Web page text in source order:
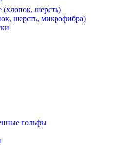
(хлопок, шерсть)
шерсть, микрофибра)
гольфы